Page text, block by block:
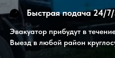
Быстрая подача 24/
Эвакуатор прибудут в
Выезд в любой район